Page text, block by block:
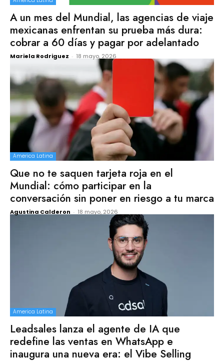
A un mes del Mundial, las agencias de viaje
mexicanas enfrentan su prueba más dura:
cobrar a 60 días y pagar por adelantado
Mariela Rodriguez - 18 mayo, 2026
America Latina
Que no te saquen tarjeta roja en el
Mundial: cómo participar en la
conversación sin poner en riesgo a tu marca
Agustina Calderon - 18 mayo, 2026
America Latina
Leadsales lanza el agente de IA que
redefine las ventas en WhatsApp e
inaugura una nueva era: el Vibe Selling